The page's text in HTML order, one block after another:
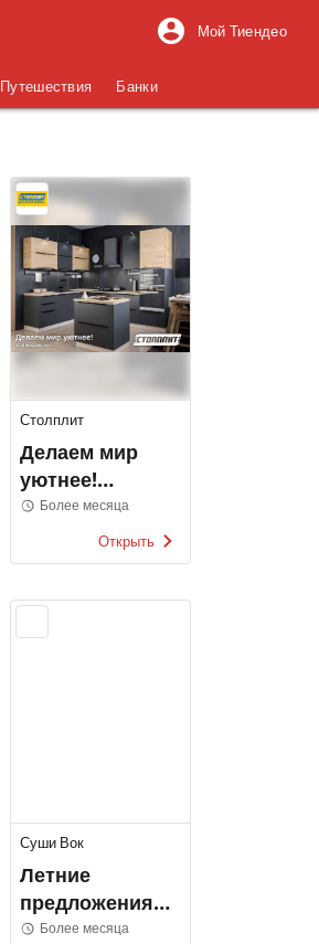
Мой Тиендео
Путешествия Банки
Столплит
Делаем мир
уютнее!
Коллекция
Более месяца
Открыть
Суши Вок
Летние
предложения
Суши Вок
Более месяца